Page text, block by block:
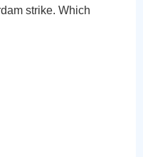
strike. Which